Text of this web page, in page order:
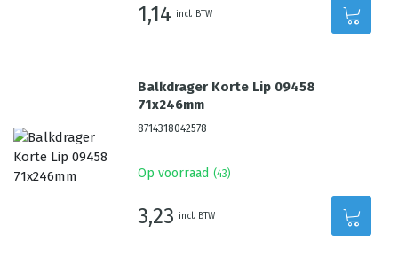
1,14 incl. BTW
Balkdrager Korte Lip 09458
71x246mm
8714318042578
Op voorraad (43)
3,23 incl. BTW